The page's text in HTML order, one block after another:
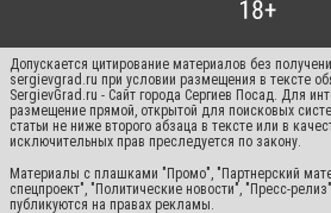
Допускается цитирование материалов без
sergievgrad.ru при условии размещения в тексте
SergievGrad.ru - Сайт города Сергиев Посад. Для
размещение прямой, открытой для поисковых
статьи не ниже второго абзаца в тексте или в
исключительных прав преследуется по закону.
Материалы с плашками "Промо", "Партнерский
спецпроект", "Политические новости", "Пресс-
публикуются на правах рекламы.